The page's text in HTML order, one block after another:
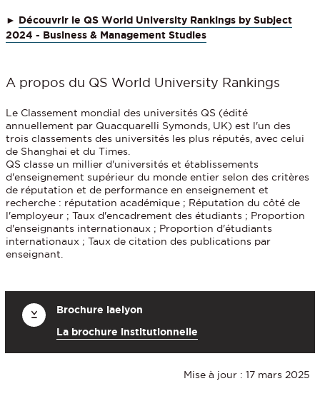
► Découvrir le QS World University Rankings by Subject
2024 - Business & Management Studies
A propos du QS World University Rankings
Le Classement mondial des universités QS (édité
annuellement par Quacquarelli Symonds, UK) est l'un des
trois classements des universités les plus réputés, avec celui
de Shanghai et du Times.
QS classe un millier d'universités et établissements
d'enseignement supérieur du monde entier selon des critères
de réputation et de performance en enseignement et
recherche : réputation académique ; Réputation du côté de
l'employeur ; Taux d'encadrement des étudiants ; Proportion
d'enseignants internationaux ; Proportion d'étudiants
internationaux ; Taux de citation des publications par
enseignant.
Brochure iaelyon
La brochure institutionnelle
Mise à jour : 17 mars 2025